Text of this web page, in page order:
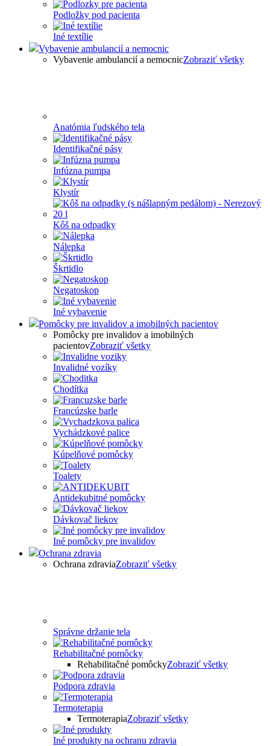
Podložky pod pacienta
Iné textílie
Vybavenie ambulancií a nemocnic
Vybavenie ambulancií a nemocnicZobraziť všetky
Anatómia ľudského tela
Identifikačné pásy
Infúzna pumpa
Klystír
Kôš na odpadky
Nálepka
Škrtidlo
Negatoskop
Iné vybavenie
Pomôcky pre invalidov a imobilných pacientov
Pomôcky pre invalidov a imobilných
pacientovZobraziť všetky
Invalidné vozíky
Chodítka
Francúzske barle
Vychádzkové palice
Kúpelňové pomôcky
Toalety
Antidekubitné pomôcky
Dávkovač liekov
Iné pomôcky pre invalidov
Ochrana zdravia
Ochrana zdraviaZobraziť všetky
Správne držanie tela
Rehabilitačné pomôcky
Rehabilitačné pomôckyZobraziť všetky
Podpora zdravia
Termoterapia
TermoterapiaZobraziť všetky
Iné produkty na ochranu zdravia